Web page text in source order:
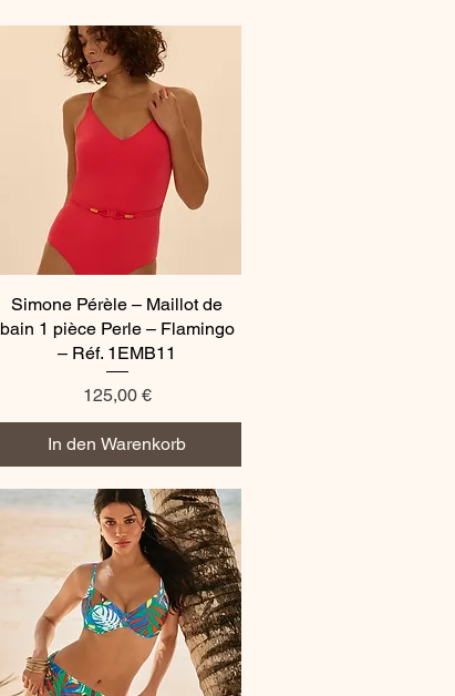
Schnellansicht
Simone Pérèle – Maillot de
bain 1 pièce Perle – Flamingo
– Réf. 1EMB11
Preis
125,00 €
In den Warenkorb